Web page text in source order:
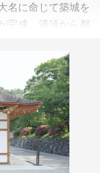
名に命じて築城を
完成。清須から都
料
等、建物内への入場
※催事等により変